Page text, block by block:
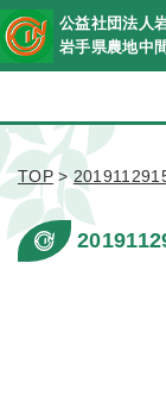
公益社団法人
岩手県農地中
TOP>